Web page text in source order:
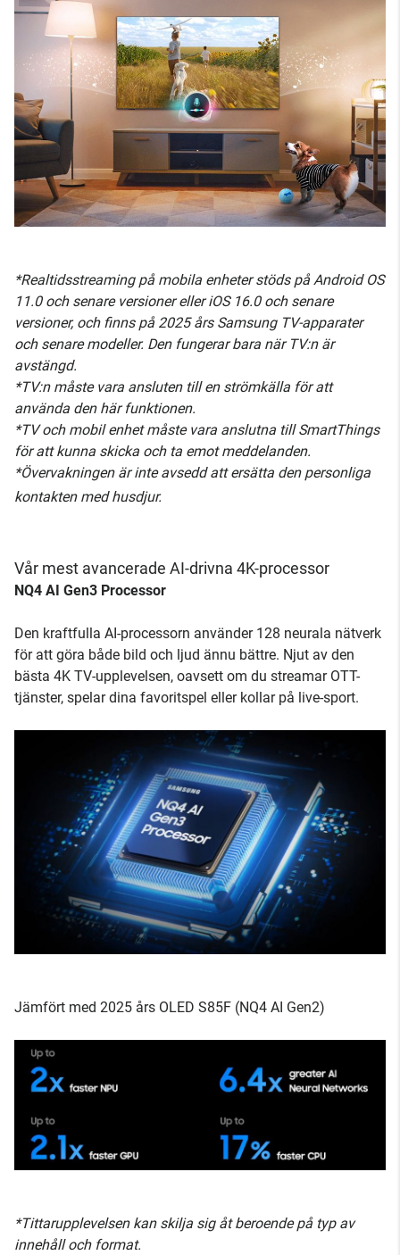
*Realtidsstreaming på mobila enheter stöds på Android OS
11.0 och senare versioner eller iOS 16.0 och senare
versioner, och finns på 2025 års Samsung TV-apparater
och senare modeller. Den fungerar bara när TV:n är
avstängd.
*TV:n måste vara ansluten till en strömkälla för att
använda den här funktionen.
*TV och mobil enhet måste vara anslutna till SmartThings
för att kunna skicka och ta emot meddelanden.
*Övervakningen är inte avsedd att ersätta den personliga
kontakten med husdjur.
Vår mest avancerade AI-drivna 4K-processor
NQ4 AI Gen3 Processor
Den kraftfulla AI-processorn använder 128 neurala nätverk
för att göra både bild och ljud ännu bättre. Njut av den
bästa 4K TV-upplevelsen, oavsett om du streamar OTT-
tjänster, spelar dina favoritspel eller kollar på live-sport.
Jämfört med 2025 års OLED S85F (NQ4 AI Gen2)
*Tittarupplevelsen kan skilja sig åt beroende på typ av
innehåll och format.